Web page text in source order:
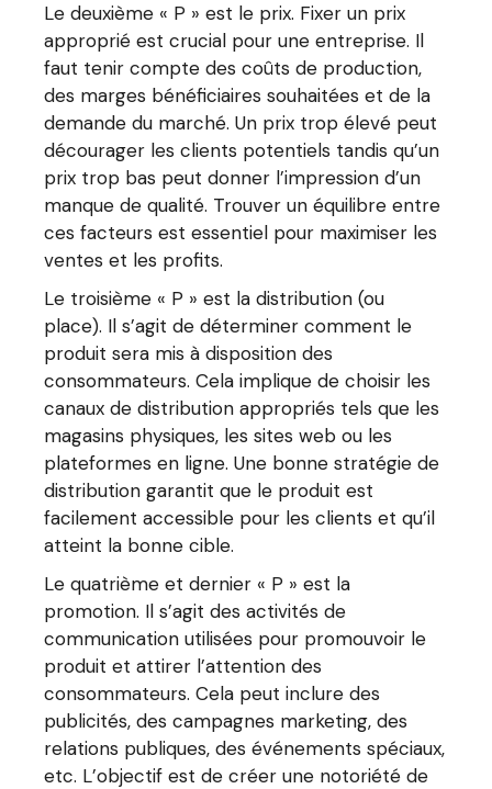
Le deuxième « P » est le prix. Fixer un prix
approprié est crucial pour une entreprise. Il
faut tenir compte des coûts de production,
des marges bénéficiaires souhaitées et de la
demande du marché. Un prix trop élevé peut
décourager les clients potentiels tandis qu’un
prix trop bas peut donner l’impression d’un
manque de qualité. Trouver un équilibre entre
ces facteurs est essentiel pour maximiser les
ventes et les profits.
Le troisième « P » est la distribution (ou
place). Il s’agit de déterminer comment le
produit sera mis à disposition des
consommateurs. Cela implique de choisir les
canaux de distribution appropriés tels que les
magasins physiques, les sites web ou les
plateformes en ligne. Une bonne stratégie de
distribution garantit que le produit est
facilement accessible pour les clients et qu’il
atteint la bonne cible.
Le quatrième et dernier « P » est la
promotion. Il s’agit des activités de
communication utilisées pour promouvoir le
produit et attirer l’attention des
consommateurs. Cela peut inclure des
publicités, des campagnes marketing, des
relations publiques, des événements spéciaux,
etc. L’objectif est de créer une notoriété de